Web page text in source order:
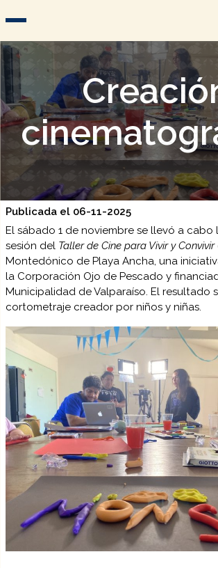
Publicada el 06-11-2025
El sábado 1 de noviembre se llevó a cabo
sesión del Taller de Cine para Vivir y Convivir
Montedónico de Playa Ancha, una
la Corporación Ojo de Pescado y
Municipalidad de Valparaíso. El resultado
cortometraje creador por niños y niñas.